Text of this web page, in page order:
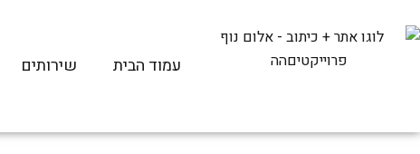
עמוד הבית שירותים